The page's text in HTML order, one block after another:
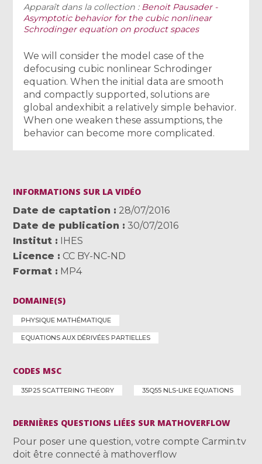
Apparaît dans la collection : Benoit Pausader -
Asymptotic behavior for the cubic nonlinear
Schrodinger equation on product spaces
We will consider the model case of the
defocusing cubic nonlinear Schrodinger
equation. When the initial data are smooth
and compactly supported, solutions are
global andexhibit a relatively simple behavior.
When one weaken these assumptions, the
behavior can become more complicated.
INFORMATIONS SUR LA VIDÉO
Date de captation
28/07/2016
Date de publication
30/07/2016
Institut
IHES
Licence
CC BY-NC-ND
Format
MP4
DOMAINE(S)
PHYSIQUE MATHÉMATIQUE
EQUATIONS AUX DÉRIVÉES PARTIELLES
CODES MSC
35P25 SCATTERING THEORY 35Q55 NLS-LIKE EQUATIONS
DERNIÈRES QUESTIONS LIÉES SUR MATHOVERFLOW
Pour poser une question, votre compte Carmin.tv
doit être connecté à mathoverflow